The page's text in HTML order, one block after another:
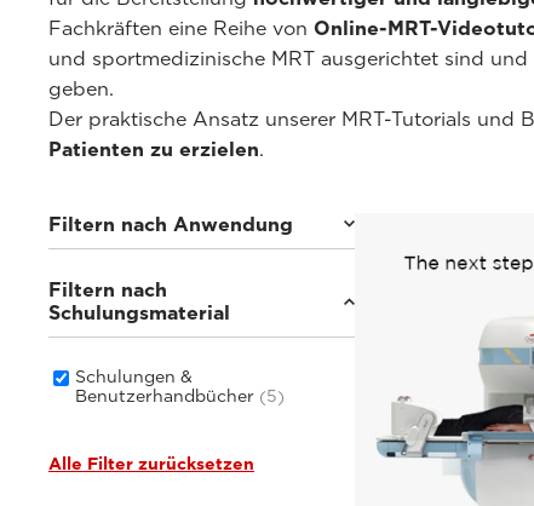
Fachkräften eine Reihe von Online-MRT-
und sportmedizinische MRT ausgerichtet sind
geben.
Der praktische Ansatz unserer MRT-Tutorials
Patienten zu erzielen.
Filtern nach Anwendung
Gewichtsbelastet Bildgebung
Sportmedizinische Bildgebung
Bewegungsapparats
Rheumatologische Bildgebung
(3)
Neurologische Bildgebung
Filtern nach
Schulungsmaterial
Schulungen &
Benutzerhandbücher (5)
Alle Filter zurücksetzen